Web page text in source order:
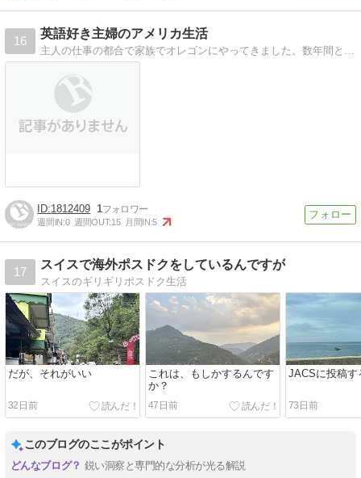
16
英語好き主婦のアメリカ生活
主人の仕事の都合で家族でオレゴンにやってきました。数年間という短い間ですが、アメリカ生活の知恵をつづってきます。
1812409 1
週間IN:0 週間OUT:15 月間IN:5
17
スイスで海外ポスドクをしているんですが
スイスのギリギリポスドク生活
だが、それがいい
32日前
これは、もしかするんです
か？
47日前
JACSに投稿す
73日前
このブログのここがポイント
鋭い洞察と専門的な分析が光る解説